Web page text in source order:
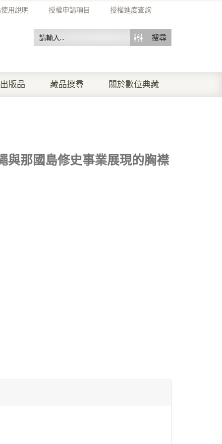
用說明 授權申請項目 授權進度查詢
搜尋
版品 藏品搜尋 關於數位典藏
與那國島修史事業展現的胸襟